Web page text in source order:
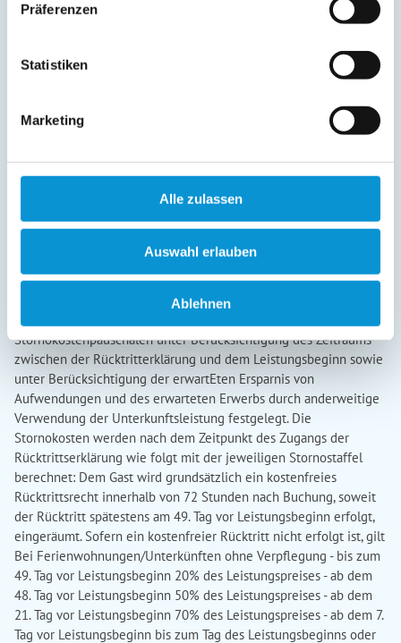
Präferenzen
Statistiken
Marketing
Alle zulassen
Auswahl erlauben
Ablehnen